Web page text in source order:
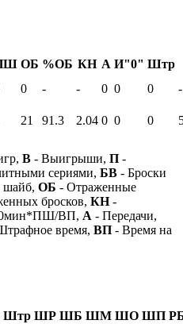
ОБ %ОБ КН А И"0" Штр
0 - - 0 0 0 -
21 91.3 2.04 0 0 0
В - Выигрыши, П -
сериями, БВ - Броски
ОБ - Отраженные
бросков, КН-
ВП, А - Передачи,
время, ВП - Время на
Штр ШР ШБ ШМ ШО ШП